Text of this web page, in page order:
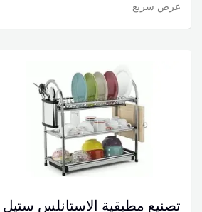
عرض سريع
تصنيع مطبقية الاستانلس ستيل